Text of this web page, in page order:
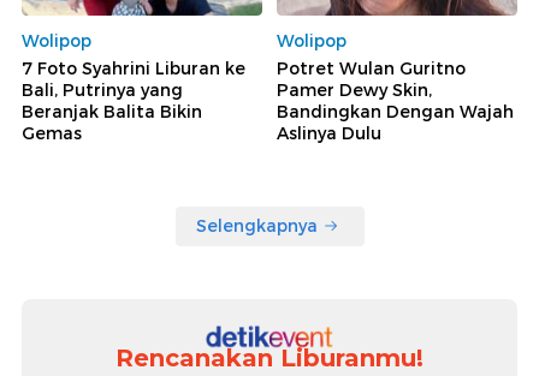
Wolipop
7 Foto Syahrini Liburan ke
Bali, Putrinya yang
Beranjak Balita Bikin
Gemas
Wolipop
Potret Wulan Guritno
Pamer Dewy Skin,
Bandingkan Dengan Wajah
Aslinya Dulu
Selengkapnya
Rencanakan Liburanmu!